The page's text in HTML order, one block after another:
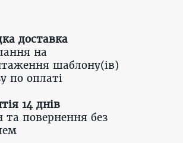
доставка
на
шаблону(ів)
по оплаті
14 днів
та повернення без